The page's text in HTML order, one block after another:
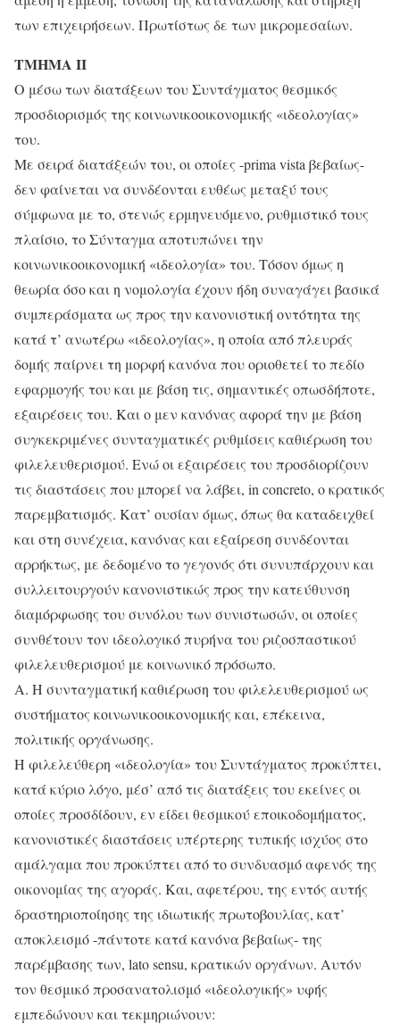
των επιχειρήσεων. Πρωτίστως δε των μικρομεσαίων.
ΤΜΗΜΑ ΙΙ
Ο μέσω των διατάξεων του Συντάγματος θεσμικός
προσδιορισμός της κοινωνικοοικονομικής «ιδεολογίας»
του.
Με σειρά διατάξεών του, οι οποίες -prima vista βεβαίως-
δεν φαίνεται να συνδέονται ευθέως μεταξύ τους
σύμφωνα με το, στενώς ερμηνευόμενο, ρυθμιστικό τους
πλαίσιο, το Σύνταγμα αποτυπώνει την
κοινωνικοοικονομική «ιδεολογία» του. Τόσον όμως η
θεωρία όσο και η νομολογία έχουν ήδη συναγάγει βασικά
συμπεράσματα ως προς την κανονιστική οντότητα της
κατά τ’ ανωτέρω «ιδεολογίας», η οποία από πλευράς
δομής παίρνει τη μορφή κανόνα που οριοθετεί το πεδίο
εφαρμογής του και με βάση τις, σημαντικές οπωσδήποτε,
εξαιρέσεις του. Και ο μεν κανόνας αφορά την με βάση
συγκεκριμένες συνταγματικές ρυθμίσεις καθιέρωση του
φιλελευθερισμού. Ενώ οι εξαιρέσεις του προσδιορίζουν
τις διαστάσεις που μπορεί να λάβει, in concreto, ο κρατικός
παρεμβατισμός. Κατ’ ουσίαν όμως, όπως θα καταδειχθεί
και στη συνέχεια, κανόνας και εξαίρεση συνδέονται
αρρήκτως, με δεδομένο το γεγονός ότι συνυπάρχουν και
συλλειτουργούν κανονιστικώς προς την κατεύθυνση
διαμόρφωσης του συνόλου των συνιστωσών, οι οποίες
συνθέτουν τον ιδεολογικό πυρήνα του ριζοσπαστικού
φιλελευθερισμού με κοινωνικό πρόσωπο.
Α. Η συνταγματική καθιέρωση του φιλελευθερισμού ως
συστήματος κοινωνικοοικονομικής και, επέκεινα,
πολιτικής οργάνωσης.
Η φιλελεύθερη «ιδεολογία» του Συντάγματος προκύπτει,
κατά κύριο λόγο, μέσ’ από τις διατάξεις του εκείνες οι
οποίες προσδίδουν, εν είδει θεσμικού εποικοδομήματος,
κανονιστικές διαστάσεις υπέρτερης τυπικής ισχύος στο
αμάλγαμα που προκύπτει από το συνδυασμό αφενός της
οικονομίας της αγοράς. Και, αφετέρου, της εντός αυτής
δραστηριοποίησης της ιδιωτικής πρωτοβουλίας, κατ’
αποκλεισμό -πάντοτε κατά κανόνα βεβαίως- της
παρέμβασης των, lato sensu, κρατικών οργάνων. Αυτόν
τον θεσμικό προσανατολισμό «ιδεολογικής» υφής
εμπεδώνουν και τεκμηριώνουν: